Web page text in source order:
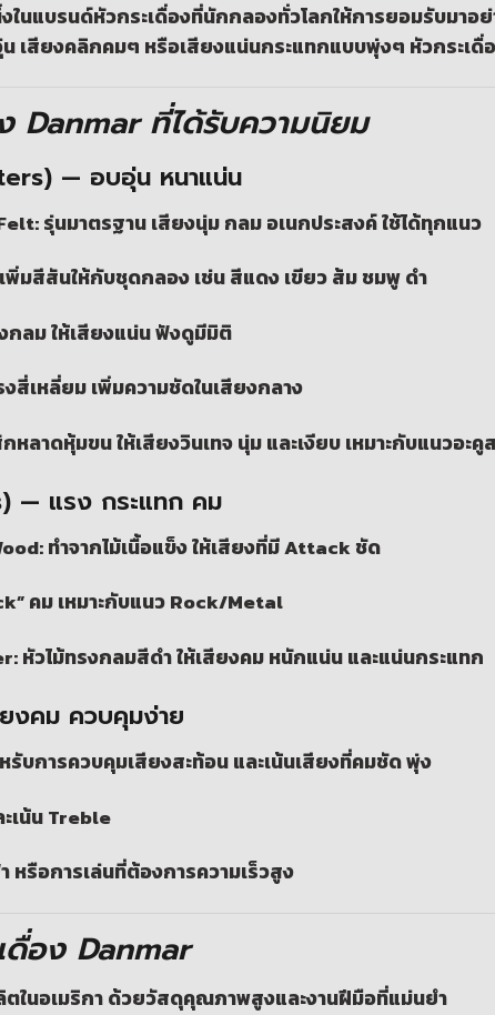
งในแบรนด์หัวกระเดื่องที่นักกลองทั่วโลกให้การยอมรับม
เสียงคลิกคมๆ หรือเสียงแน่นกระแทกแบบพุ่งๆ หัวกระเ
Danmar ที่ได้รับความนิยม
— อบอุ่น หนาแน่น
รุ่นมาตรฐาน เสียงนุ่ม กลม อเนกประสงค์ ใช้ได้ทุกแนว
เพิ่มสีสันให้กับชุดกลอง เช่น สีแดง เขียว ส้ม ชมพู ดำ
กลม ให้เสียงแน่น ฟังดูมีมิติ
สี่เหลี่ยม เพิ่มความชัดในเสียงกลาง
หลาดหุ้มขน ให้เสียงวินเทจ นุ่ม และเงียบ เหมาะกับแนวอะ
— แรง กระแทก คม
ทำจากไม้เนื้อแข็ง ให้เสียงที่มี Attack ชัด
คม เหมาะกับแนว Rock/Metal
หัวไม้ทรงกลมสีดำ ให้เสียงคม หนักแน่น และแน่นกระแทก
งคม ควบคุมง่าย
รับการควบคุมเสียงสะท้อน และเน้นเสียงที่คมชัด พุ่ง
เน้น Treble
หรือการเล่นที่ต้องการความเร็วสูง
ดื่อง Danmar
ตในอเมริกา ด้วยวัสดุคุณภาพสูงและงานฝีมือที่แม่นยำ